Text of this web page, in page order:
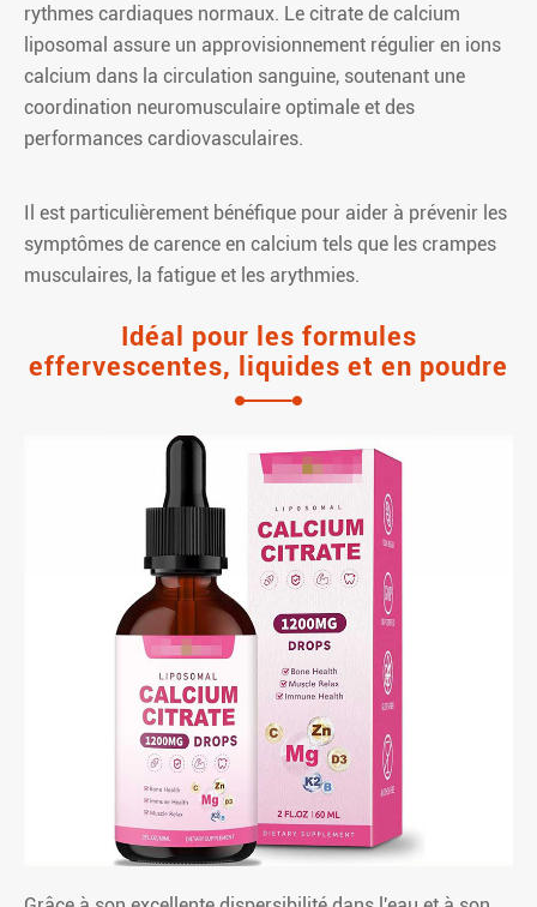
rythmes cardiaques normaux. Le citrate de calcium
liposomal assure un approvisionnement régulier en ions
calcium dans la circulation sanguine, soutenant une
coordination neuromusculaire optimale et des
performances cardiovasculaires.
Il est particulièrement bénéfique pour aider à prévenir les
symptômes de carence en calcium tels que les crampes
musculaires, la fatigue et les arythmies.
Idéal pour les formules
effervescentes, liquides et en poudre